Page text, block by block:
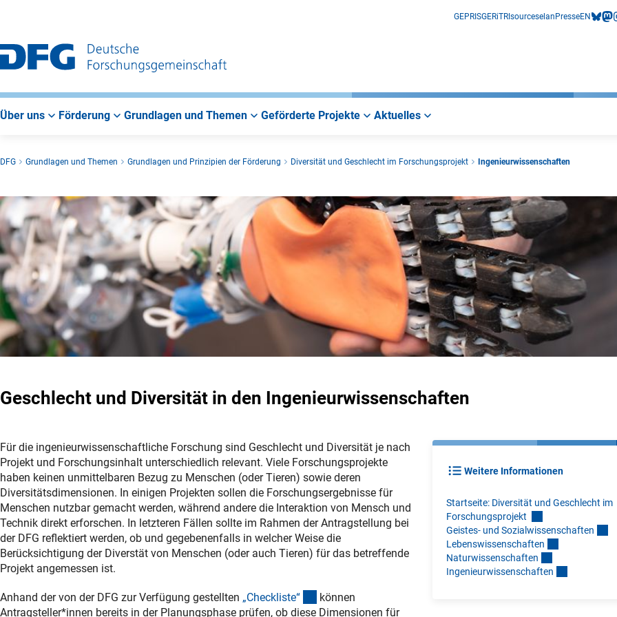
GEPRISGERiTRIsourceselan PresseEN
Über uns Förderung Grundlagen und Themen Geförderte Projekte Aktuelles
DFG Grundlagen und Themen Grundlagen und Prinzipien der Förderung Diversität und Geschlecht im Forschungsprojekt Ingenieurwissenschaften
Geschlecht und Diversität in den Ingenieurwissenschaften
Weitere Informationen
Startseite: Diversität und Geschlecht im
Forschungsprojekt
Geistes- und Sozialwissenschaften
Lebenswissenschaften
Naturwissenschaften
Ingenieurwissenschaften
Für die ingenieurwissenschaftliche Forschung sind Geschlecht und Diversität je nach
Projekt und Forschungsinhalt unterschiedlich relevant. Viele Forschungsprojekte
haben keinen unmittelbaren Bezug zu Menschen (oder Tieren) sowie deren
Diversitätsdimensionen. In einigen Projekten sollen die Forschungsergebnisse für
Menschen nutzbar gemacht werden, während andere die Interaktion von Mensch und
Technik direkt erforschen. In letzteren Fällen sollte im Rahmen der Antragstellung bei
der DFG reflektiert werden, ob und gegebenenfalls in welcher Weise die
Berücksichtigung der Diverstät von Menschen (oder auch Tieren) für das betreffende
Projekt angemessen ist.
Anhand der von der DFG zur Verfügung gestellten „Checkliste“ (Download)
können
Antragsteller*innen bereits in der Planungsphase prüfen, ob diese Dimensionen für